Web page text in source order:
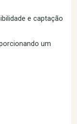
e captação
um